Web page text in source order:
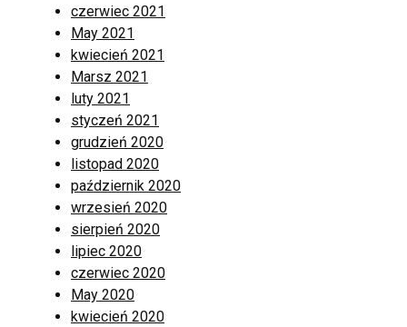
czerwiec 2021
May 2021
kwiecień 2021
Marsz 2021
luty 2021
styczeń 2021
grudzień 2020
listopad 2020
październik 2020
wrzesień 2020
sierpień 2020
lipiec 2020
czerwiec 2020
May 2020
kwiecień 2020